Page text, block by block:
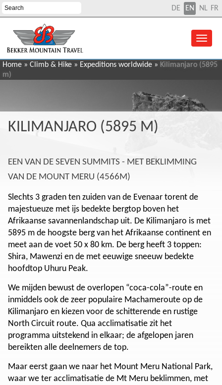
DE EN FR
NL
Home » Climb & Hike » Expeditions worldwide » Kilimanjaro (5895
m)
KILIMANJARO (5895 M)
EEN VAN DE SEVEN SUMMITS - MET BEKLIMMING
VAN DE MOUNT MERU (4566M)
Slechts 3 graden ten zuiden van de Evenaar torent de
majestueuze met ijs bedekte bergtop boven het
Afrikaanse savannenlandschap uit. De Kilimanjaro is met
5895 m de hoogste berg van het Afrikaanse continent en
meet aan de voet 50 x 80 km. De berg heeft 3 toppen:
Shira, Mawenzi en de met eeuwige sneeuw bedekte
hoofdtop Uhuru Peak.
We mijden bewust de overlopen “coca-cola”-route en
inmiddels ook de zeer populaire Machameroute op de
Kilimanjaro en kiezen voor de schitterende en rustige
North Circuit route. Qua acclimatisatie zit het
programma uitstekend in elkaar; de afgelopen jaren
bereikten alle deelnemers de top.
Maar eerst gaan we naar het Mount Meru National Park,
waar we ter acclimatisatie de Mt Meru beklimmen, met